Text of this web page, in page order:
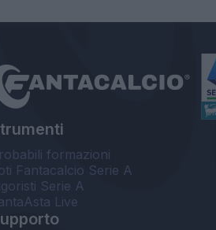
formazioni
Fantacalcio Serie A
Serie A
Live